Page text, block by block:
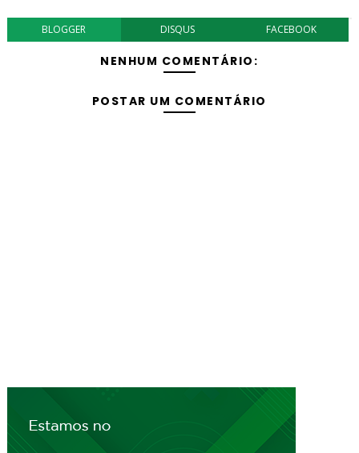
BLOGGER DISQUS FACEBOOK
NENHUM COMENTÁRIO:
POSTAR UM COMENTÁRIO